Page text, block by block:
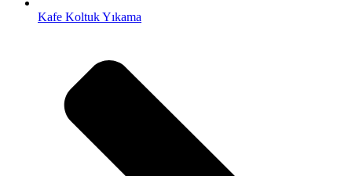
Kafe Koltuk Yıkama